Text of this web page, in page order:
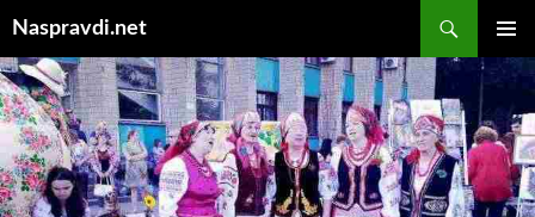
вмісту
Naspravdi.net
МЕНЮ